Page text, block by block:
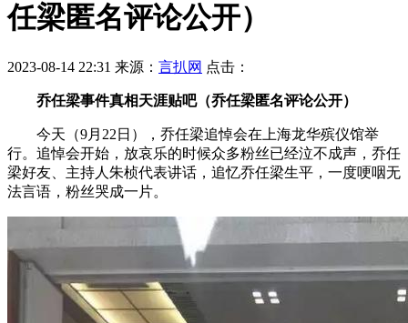
任梁匿名评论公开）
2023-08-14 22:31 来源： 言扒网 点击：
乔任梁事件真相天涯贴吧（乔任梁匿名评论公开）
今天（9月22日），乔任梁追悼会在上海龙华殡仪馆举
行。追悼会开始，放哀乐的时候众多粉丝已经泣不成声，乔任
梁好友、主持人朱桢代表讲话，追忆乔任梁生平，一度哽咽无
法言语，粉丝哭成一片。